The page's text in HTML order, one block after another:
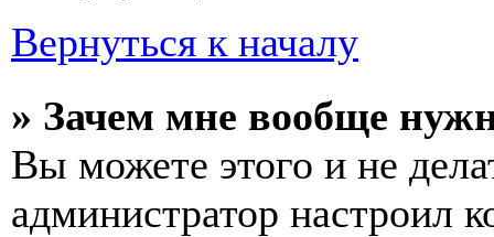
Вернуться к началу
» Зачем мне вообще
Вы можете этого и не
администратор